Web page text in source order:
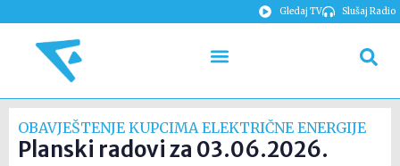
Gledaj TV Slušaj Radio
OBAVJEŠTENJE KUPCIMA ELEKTRIČNE ENERGIJE
Planski radovi za 03.06.2026.